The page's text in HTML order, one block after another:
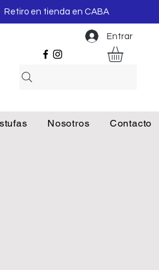
Entrar
Nosotros Contacto
Retiro en tienda en CABA